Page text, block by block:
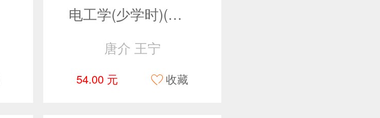
电工学(少学时)(第五版)
唐介 王宁
54.00 元 收藏